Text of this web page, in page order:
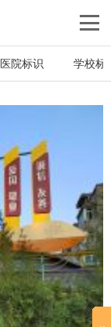
医院标识 学校标